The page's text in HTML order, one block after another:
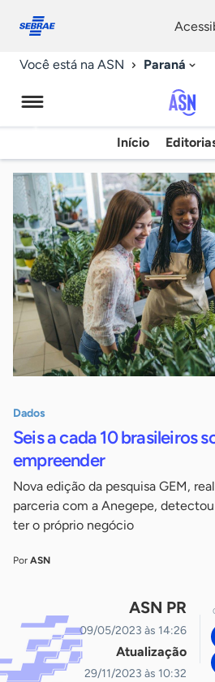
conosco
Você está na ASN Paraná
de
Início
Dados
Seis a cada 10 brasileiros
empreender
Nova edição da pesquisa GEM,
parceria com a Anegepe,
ter o próprio negócio
Por ASN
ASN PR
09/05/2023 às 14:26
Atualização
29/11/2023 às 10:32